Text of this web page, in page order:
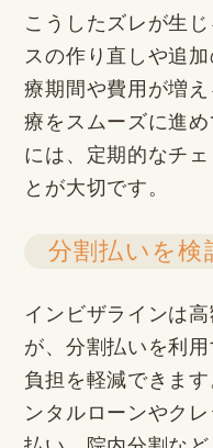
こうしたズレが生
スの作り直しや追
療期間や費用が増
療をスムーズに進
には、定期的なチ
とが大切です。
分割払いを検
インビザラインは
が、分割払いを利
負担を軽減できま
ンタルローンやク